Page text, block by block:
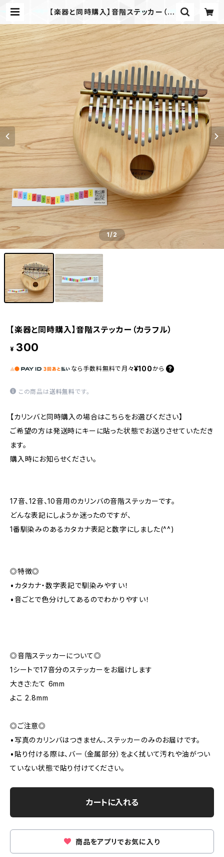
【楽器と同時購入】音階ステッカー（カ
1/2
【楽器と同時購入】音階ステッカー（カラフル）
¥ 300
なら 手数料無料で 月々¥100 から
この商品は送料無料です。
【カリンバと同時購入の場合はこちらをお選びください】
ご希望の方は発送時にキーに貼った状態でお送りさせていただき
ます。
購入時にお知らせください。
17音、12音、10音用のカリンバの音階ステッカーです。
どんな表記にしようか迷ったのですが、
1番馴染みのあるカタカナ表記と数字にしました(^^)
◎特徴◎
•カタカナ・数字表記で馴染みやすい！
•音ごとで色分けしてあるのでわかりやすい！
◎音階ステッカーについて◎
1シートで17音分のステッカーをお届けします
大きさ:たて 6mm
よこ 2.8mm
◎ご注意◎
•写真のカリンバはつきません、ステッカーのみのお届けです。
•貼り付ける際は、バー（金属部分）をよく拭いて汚れや油がつい
ていない状態で貼り付けてください。
カートに入れる
商品をアプリでお気に入り